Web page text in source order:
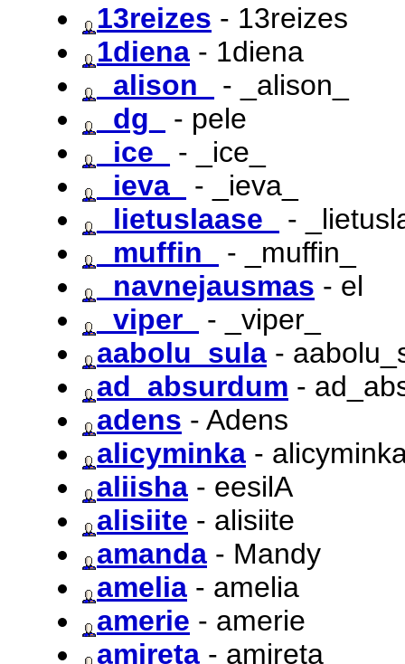
13reizes - 13reizes
1diena - 1diena
_alison_
- _alison_
_dg_
- pele
_ice_
- _ice_
_ieva_
- _ieva_
_lietuslaase_
-
_muffin_
- _muffin_
_navnejausmas - el
_viper_
- _viper_
aabolu_sula -
ad_absurdum -
adens - Adens
alicyminka -
aliisha - eesilA
alisiite - alisiite
amanda - Mandy
amelia - amelia
amerie - amerie
amireta - amireta